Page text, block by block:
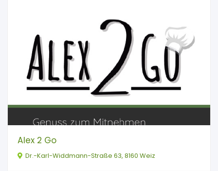
Alex 2 Go
Dr.-Karl-Widdmann-Straße 63, 8160 Weiz